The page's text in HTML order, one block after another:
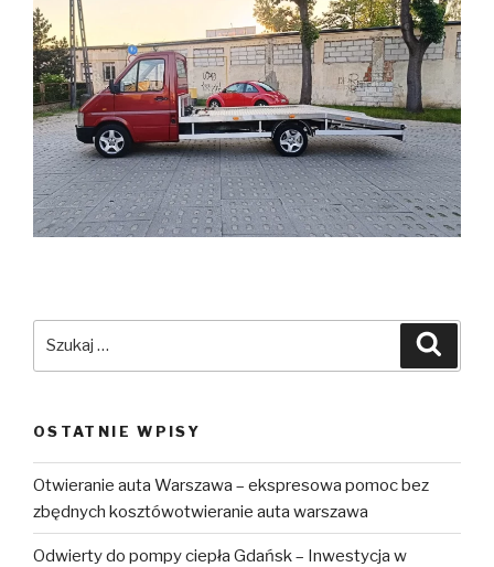
OSTATNIE WPISY
Otwieranie auta Warszawa – ekspresowa pomoc bez
zbędnych kosztówotwieranie auta warszawa
Odwierty do pompy ciepła Gdańsk – Inwestycja w